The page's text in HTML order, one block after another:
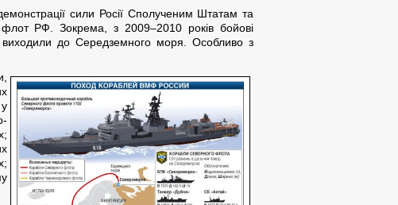
сили Росії Сполученим Штатам та
РФ. Зокрема, з 2009–2010 років бойові
виходили до Середземного моря. Особливо з